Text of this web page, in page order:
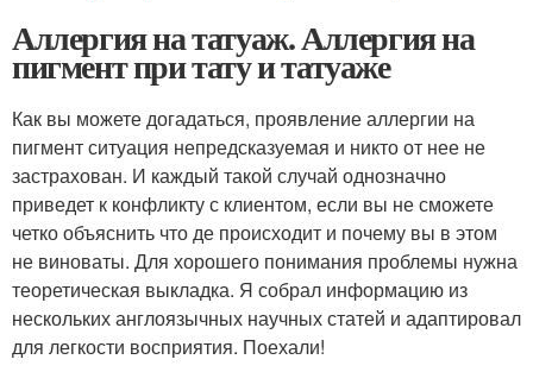
Аллергия на татуаж. Аллергия на
пигмент при тату и татуаже
Как вы можете догадаться, проявление аллергии на
пигмент ситуация непредсказуемая и никто от нее не
застрахован. И каждый такой случай однозначно
приведет к конфликту с клиентом, если вы не сможете
четко объяснить что де происходит и почему вы в этом
не виноваты. Для хорошего понимания проблемы нужна
теоретическая выкладка. Я собрал информацию из
нескольких англоязычных научных статей и адаптировал
для легкости восприятия. Поехали!